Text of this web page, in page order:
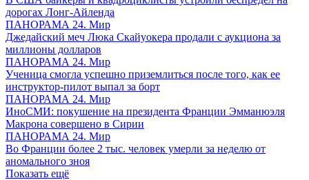
дорогах Лонг-Айленда
ПАНОРАМА 24. Мир
Джедайский меч Люка Скайуокера продали с аукциона за
миллионы долларов
ПАНОРАМА 24. Мир
Ученица смогла успешно приземлиться после того, как ее
инструктор-пилот выпал за борт
ПАНОРАМА 24. Мир
ИноСМИ: покушение на президента Франции Эмманюэля
Макрона совершено в Сирии
ПАНОРАМА 24. Мир
Во Франции более 2 тыс. человек умерли за неделю от
аномального зноя
Показать ещё